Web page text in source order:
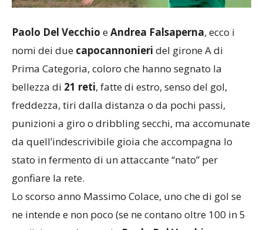
Paolo Del Vecchio eAndrea Falsaperna, ecco i
nomi dei due capocannonieri del girone A di
Prima Categoria, coloro che hanno segnato la
bellezza di 21 reti, fatte di estro, senso del gol,
freddezza, tiri dalla distanza o da pochi passi,
punizioni a giro o dribbling secchi, ma accomunate
da quell’indescrivibile gioia che accompagna lo
stato in fermento di un attaccante “nato” per
gonfiare la rete.
Lo scorso anno Massimo Colace, uno che di gol se
ne intende e non poco (se ne contano oltre 100 in 5